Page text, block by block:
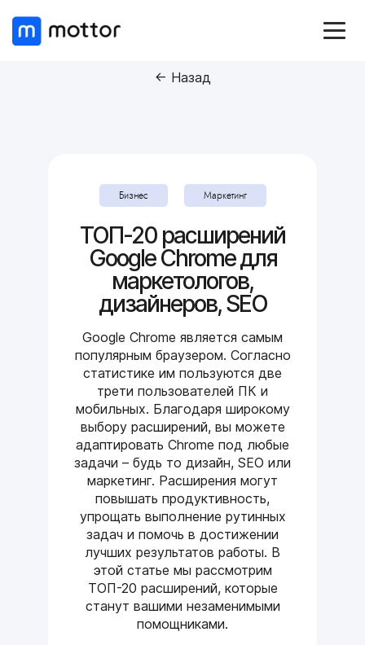
← Назад
Бизнес Маркетинг
ТОП-20 расширений
Google Chrome для
маркетологов,
дизайнеров, SEO
Google Chrome является самым
популярным браузером. Согласно
статистике им пользуются две
трети пользователей ПК и
мобильных. Благодаря широкому
выбору расширений, вы можете
адаптировать Chrome под любые
задачи – будь то дизайн, SEO или
маркетинг. Расширения могут
повышать продуктивность,
упрощать выполнение рутинных
задач и помочь в достижении
лучших результатов работы. В
этой статье мы рассмотрим
ТОП-20 расширений, которые
станут вашими незаменимыми
помощниками.